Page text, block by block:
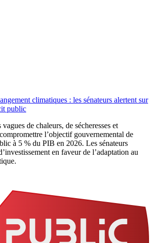
climatiques : les sénateurs alertent sur
public
de chaleurs, de sécheresses et
l’objectif gouvernemental de
à 5 % du PIB en 2026. Les sénateurs
en faveur de l’adaptation au